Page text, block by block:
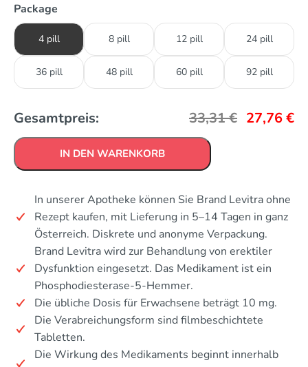
Package
4 pill 8 pill 12 pill 24 pill
36 pill 48 pill 60 pill 92 pill
Gesamtpreis: 33,31€ 27,76€
IN DEN WARENKORB
In unserer Apotheke können Sie Brand Levitra ohne
Rezept kaufen, mit Lieferung in 5–14 Tagen in ganz
Österreich. Diskrete und anonyme Verpackung.
Brand Levitra wird zur Behandlung von erektiler
Dysfunktion eingesetzt. Das Medikament ist ein
Phosphodiesterase-5-Hemmer.
Die übliche Dosis für Erwachsene beträgt 10 mg.
Die Verabreichungsform sind filmbeschichtete
Tabletten.
Die Wirkung des Medikaments beginnt innerhalb